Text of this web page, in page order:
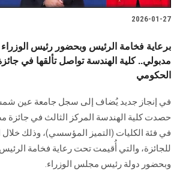
2026-01-27
برعاية فخامة الرئيس وبحضور رئيس
مدبولي.. كلية الهندسة تواصل تألقها في
الحكومي
في إنجاز جديد يُضاف إلى سجل جامعة عين شمس
حصدت كلية الهندسة المركز الثالث في جائزة
في فئة الكليات (التميز المؤسسي)، وذلك خلال
للجائزة، والتي أُقيمت تحت رعاية فخامة
وبحضور دولة رئيس مجلس الوزراء.